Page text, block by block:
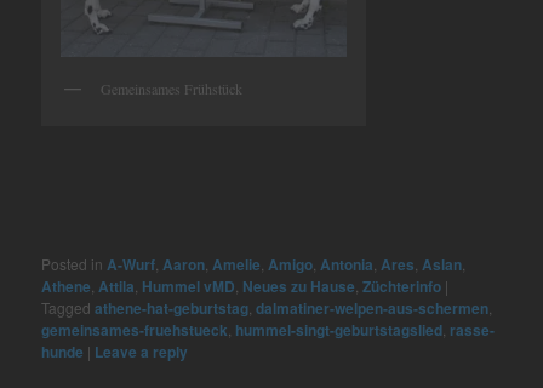
Gemeinsames Frühstück
Posted in A-Wurf,Aaron,Amelie,Amigo,Antonia,Ares,Aslan,
Athene,Attila, Hummel vMD, Neues zu Hause,Züchterinfo |
Tagged athene-hat-geburtstag,dalmatiner-welpen-aus-schermen,
gemeinsames-fruehstueck, hummel-singt-geburtstagslied, rasse-
hunde | Leave a reply